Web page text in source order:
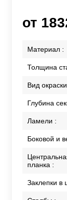
от
Материал :
Толщина
Вид
Глубина
Ламели :
Боковой и
планка :
Заклепки в